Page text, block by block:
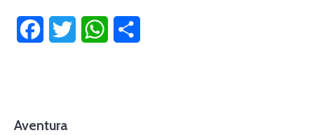
FacebookTwitter WhatsApp
Aventura